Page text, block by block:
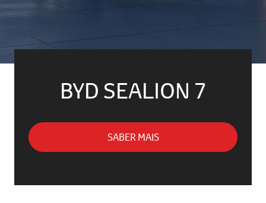
BYD SEALION 7
SABER MAIS